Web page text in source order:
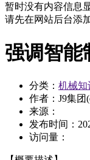
暂时没有内容信息
请先在网站后台添
强调智能
分类： 机械知
作者：J9集团
来源：
发布时间：
访问量：